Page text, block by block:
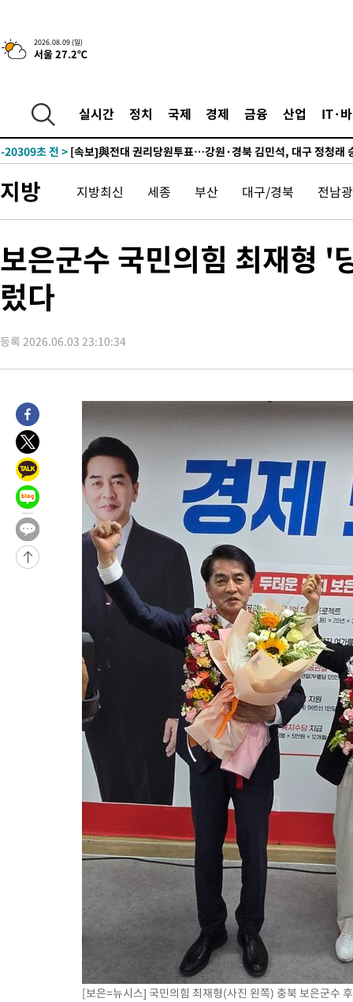
2026.08.09 (일)
서울 27.2℃
실시간 정치 국제 경제 금융 산업 IT·
-25159초 전 >태풍 돌핀, 중 저장성 타이저우시 해안에 상륙 (1보)
-22505초 전 >
AT마드리드 데뷔 앞둔 이강인, 맨시티전 선발 대신 '벤치 시작'
44.40%
-20469초 전 >
與 강원·TK 당원투표 합산 김민석 46.01%로 승리…정청래
44.53%
-20309초 전 >
-20116초 전 > [속보]與 당대표 경선, 경북 권리당원 투표 김민석 47.37%·정
46.35%
-19815초 전 >
[속보]與 당대표 경선, 강원 권리당원 투표 김민석 승리
득표
-17733초 전 >"일본축구협회, 대한축구협회 성 접대 의혹 심판 조사"
정상
-5740초 전 >"얼마나 더웠으면"…안동 물길공원서 헤엄친 구렁이 '소동'
-5667초 전 >
-4939초 전 >
2시간 전 >'여긴 20도, 저긴 50도'…열화상 카메라로 본 폭염 저감시설 '온도
2시간 전 >콜롬비아 신임 우파 대통령 취임 하루만에 차량폭탄 폭발 사건
-31523초 전 >
[속보]'AT마드리드 7번' 이강인, 맨시티 상대로 비공식 데뷔전
-29587초 전 >
네타냐후, 트럼프의 가자 평화 2차 15개조 평화안 '거부'
-26183초 전 >
이강인 ATM 입단식에 '상암벌 들썩'…"세계적인 선수 되길"
-25179초 전 >
태풍 돌핀, 중 저장성 타이저우시 해안에 상륙 (1보)
-22525초 전 >
AT마드리드 데뷔 앞둔 이강인, 맨시티전 선발 대신 '벤치 시작'
-21155초 전 >
[속보]與 강원·TK 당원투표 합산 김민석 48.54%로 승리…정
44.40%
-20489초 전 >
與 강원·TK 당원투표 합산 김민석 46.01%로 승리…정청래
44.53%
-20329초 전 >
[속보]與전대 권리당원투표…강원·경북 김민석, 대구 정청래
[속보]與 당대표 경선, 경북 권리당원 투표 김민석 47.37%·정
[속보]與 당대표 경선, 대구 권리당원 투표 정청래 47.82%·김
[속보]與 당대표 경선, 강원 권리당원 투표 김민석 승리
"일본축구협회, 대한축구협회 성 접대 의혹 심판 조사"
[속보]장은수, KLPGA 제주삼다수 역전 우승…데뷔 10년 차에
"얼마나 더웠으면"…안동 물길공원서 헤엄친 구렁이 '소동'
손흥민, 68분 뛰고 2경기 침묵…LAFC, 톨루카에 1-0 승리(종합)
'2경기 연속 침묵' 손흥민, 톨루카전 68분만 뛰고 슈팅 0개
이강인, 오늘 서울서 AT마드리드 입단식…'전례 없는 특급대우'
'여긴 20도, 저긴 50도'…열화상 카메라로 본 폭염 저감시설 '온도
콜롬비아 신임 우파 대통령 취임 하루만에 차량폭탄 폭발 사건
지방 지방최신 세종 부산 대구/경북 전남
보은군수 국민의힘 최재형
렀다
등록 2026.06.03 23:10:34
[보은=뉴시스] 국민의힘 최재형(사진 왼쪽) 충북 보은군수